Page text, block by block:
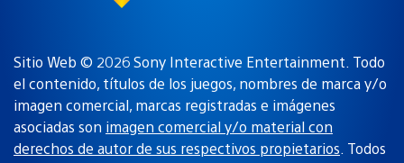
Sitio Web © 2026 Sony Interactive Entertainment. Todo
el contenido, títulos de los juegos, nombres de marca y/o
imagen comercial, marcas registradas e imágenes
asociadas son imagen comercial y/o material con
derechos de autor de sus respectivos propietarios. Todos